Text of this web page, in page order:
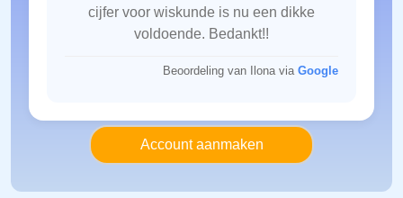
cijfer voor wiskunde is nu een dikke
voldoende. Bedankt!!
Beoordeling van Ilona via Google
Account aanmaken